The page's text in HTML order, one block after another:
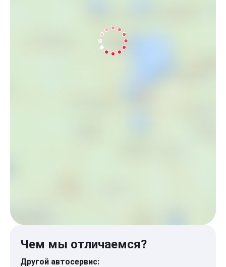
Чем мы отличаемся?
Другой автосервис: